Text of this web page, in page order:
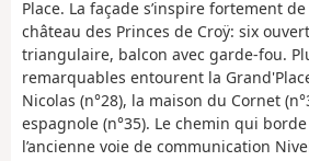
Place. La façade s’inspire fortement
château des Princes de Croÿ: six
triangulaire, balcon avec garde-fou.
remarquables entourent la
Nicolas (n°28), la maison du Cornet
espagnole (n°35). Le chemin qui
l’ancienne voie de communication